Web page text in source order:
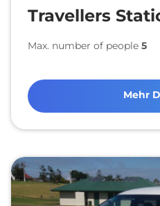
Travellers
Max. number of people 5
Mehr